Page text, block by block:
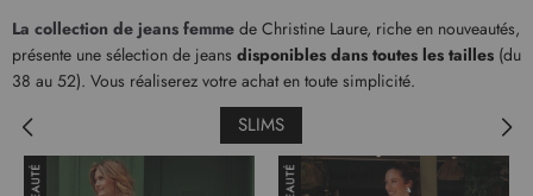
La collection de jeans femme de Christine Laure, riche en nouveautés,
présente une sélection de jeans disponibles dans toutes les tailles (du
38 au 52). Vous réaliserez votre achat en toute simplicité.
SLIMS